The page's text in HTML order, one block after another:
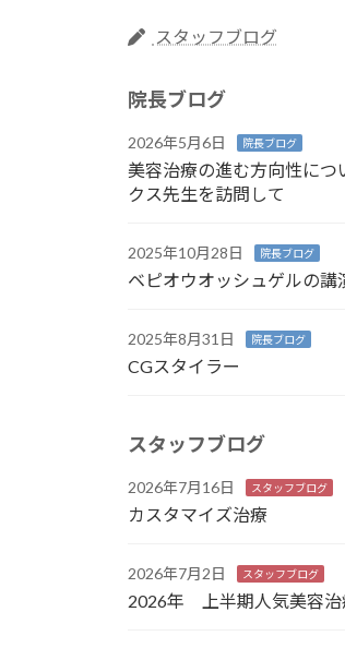
スタッフブログ
院長ブログ
2026年5月6日 院長ブログ
美容治療の進む方向性に
クス先生を訪問して
2025年10月28日 院長ブログ
ベピオウオッシュゲルの講
2025年8月31日 院長ブログ
CGスタイラー
スタッフブログ
2026年7月16日 スタッフブログ
カスタマイズ治療
2026年7月2日 スタッフブログ
2026年 上半期人気美容治